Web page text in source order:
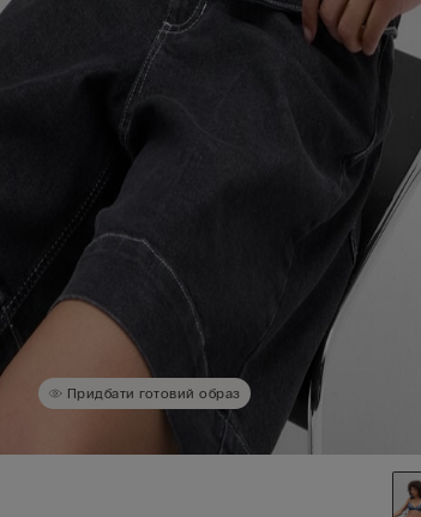
Придбати готовий образ